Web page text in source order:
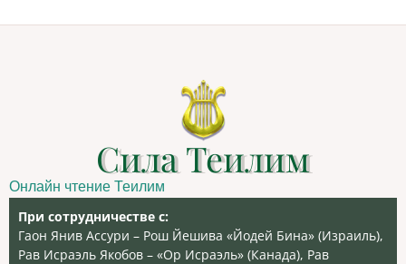
Сила Теилим
Онлайн чтение Теилим
При сотрудничестве с:
Гаон Янив Ассури – Рош Йешива «Йодей Бина» (Израиль),
Рав Исраэль Якобов – «Ор Исраэль» (Канада), Рав